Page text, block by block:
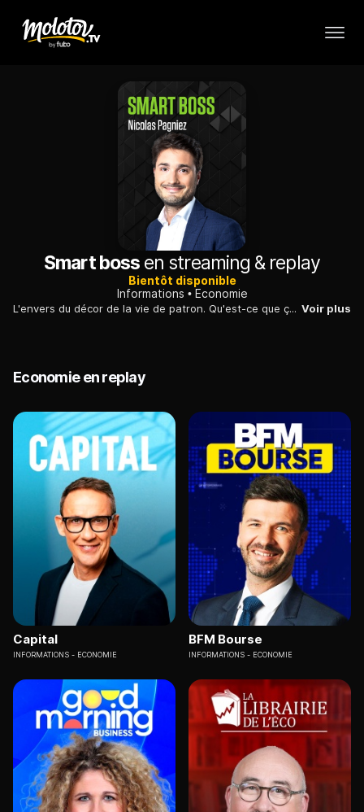
Smart boss en streaming & replay
Bientôt disponible
Informations
Economie
L'envers du décor de la vie de patron. Qu'est-ce que ça veut dire concrètement être patron ? Comment se passent les journées ? Comment fait-on face aux échecs quand on est dirigeant ? Comment savoir s'entourer ? Être patron, est-ce un job de rêve ? Chaque semaine, Charlie Perreau reçoit un chef d'entreprise pour une interview-confidences. Voir plus
Economie en replay
Capital
INFORMATIONS ECONOMIE
BFM Bourse
INFORMATIONS ECONOMIE